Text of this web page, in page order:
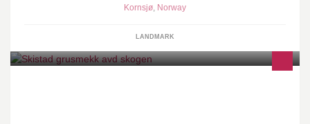
Kornsjø, Norway
LANDMARK